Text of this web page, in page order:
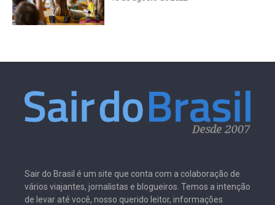
Sair do Brasil é um site que conta com a colaboração de
vários viajantes, jornalistas e blogueiros. Temos a intenção
de levar até você, nosso querido leitor, informações